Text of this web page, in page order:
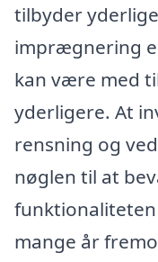
tilbyder
imprægnering
kan være med
yderligere. At
rensning og
nøglen til at
mange år